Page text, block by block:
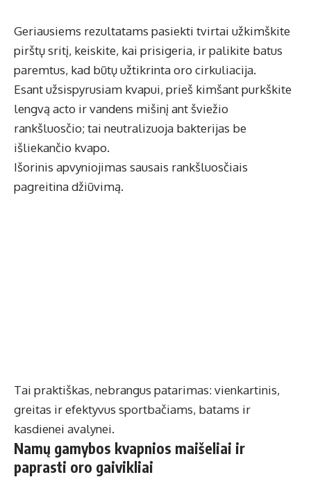
Geriausiems rezultatams pasiekti tvirtai užkimškite
pirštų sritį, keiskite, kai prisigeria, ir palikite batus
paremtus, kad būtų užtikrinta oro cirkuliacija.
Esant užsispyrusiam kvapui, prieš kimšant purkškite
lengvą acto ir vandens mišinį ant šviežio
rankšluosčio; tai neutralizuoja bakterijas be
išliekančio kvapo.
Išorinis apvyniojimas sausais rankšluosčiais
pagreitina džiūvimą.
Tai praktiškas, nebrangus patarimas: vienkartinis,
greitas ir efektyvus sportbačiams, batams ir
kasdienei avalynei.
Namų gamybos kvapnios maišeliai ir
paprasti oro gaivikliai